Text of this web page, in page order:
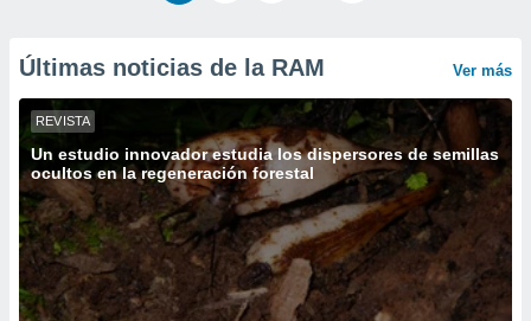
como
este sitio
IP
de
posible
traten tus
en
a lo que
Últimas noticias de la RAM Ver más
REVISTA
Un estudio innovador estudia los dispersores de semillas
ocultos en la regeneración forestal